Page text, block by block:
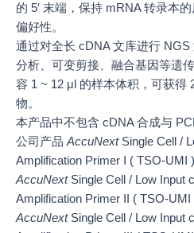
的 5′ 末端，保持 mRNA 转录本
偏好性。
通过对全长 cDNA 文库进行
分析、可变剪接、融合基因等遗
容 1 ~ 12 μl 的样本体积，可获得
物。
本产品中不包含 cDNA 合成与
公司产品 AccuNextSingle Cell /
Amplification Primer I ( TSO-UMI
AccuNextSingle Cell / Low Input
Amplification Primer II ( TSO-
AccuNextSingle Cell / Low Input